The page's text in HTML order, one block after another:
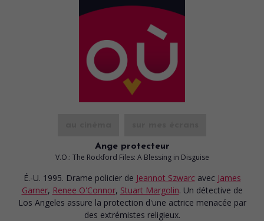
Ange protecteur
V.O.: The Rockford Files: A Blessing in Disguise
É.-U. 1995. Drame policier de Jeannot Szwarc avec James
Garner, Renee O'Connor, Stuart Margolin. Un détective de
Los Angeles assure la protection d'une actrice menacée par
des extrémistes religieux.